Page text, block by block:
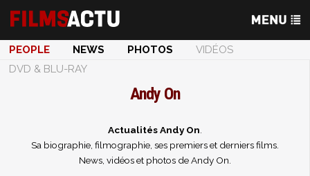
PEOPLE NEWS PHOTOS
VIDÉOS
DVD & BLU-RAY
Andy On
Actualités Andy On
Sa biographie, filmographie, ses premiers et derniers films.
News, vidéos et photos de Andy On.